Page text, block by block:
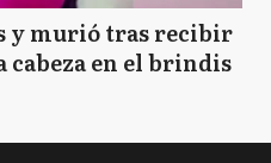
y murió tras recibir
cabeza en el brindis